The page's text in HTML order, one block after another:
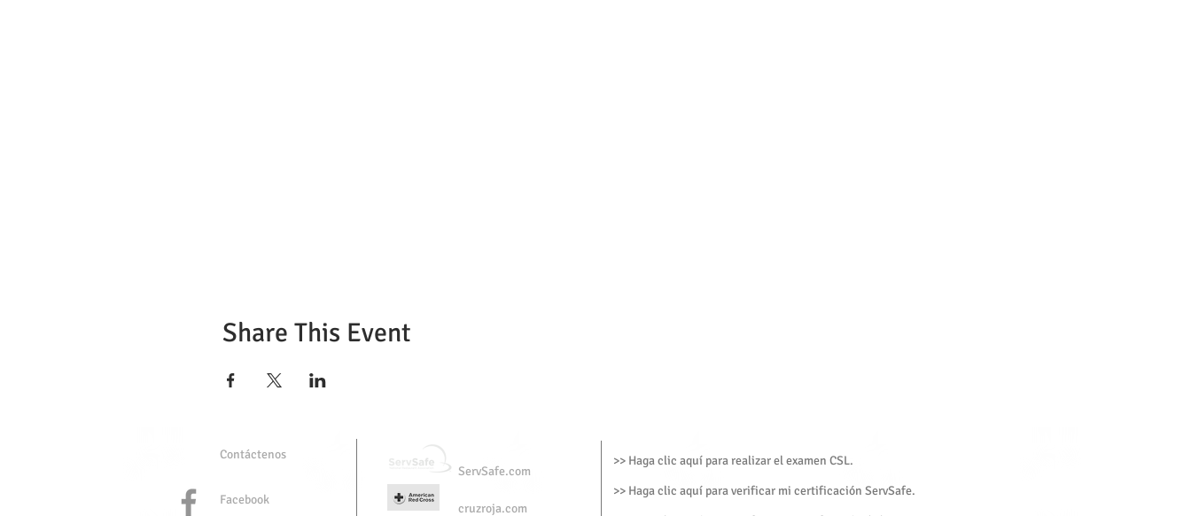
Share This Event
Contáctenos
Facebook
ServSafe.com
cruzroja.com
>> Haga clic aquí para realizar el examen CSL.
>> Haga clic aquí para verificar mi certificación ServSafe.